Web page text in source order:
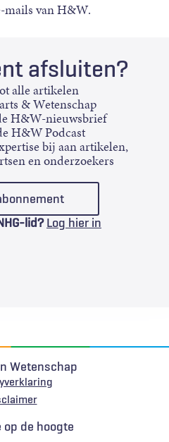
mails van H&W.
afsluiten?
alle artikelen
& Wetenschap
H&W-nieuwsbrief
H&W Podcast
bij aan artikelen,
en onderzoekers
lid? Log hier in
Wetenschap
op de hoogte